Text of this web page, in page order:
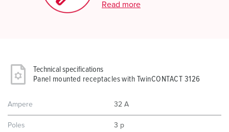
Read more
Technical specifications
Panel mounted receptacles with TwinCONTACT 3126
Ampere 32 A
Poles 3 p